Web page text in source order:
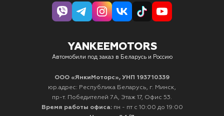
YANKEEMOTORS
Автомобили под заказ в Беларусь и Россию
ООО «ЯнкиМоторс», УНП 193710339
юр.адрес: Республика Беларусь, г. Минск,
пр-т. Победителей 7А, Этаж 17, Офис 53.
Время работы офиса: пн - пт с 10:00 до 19:00